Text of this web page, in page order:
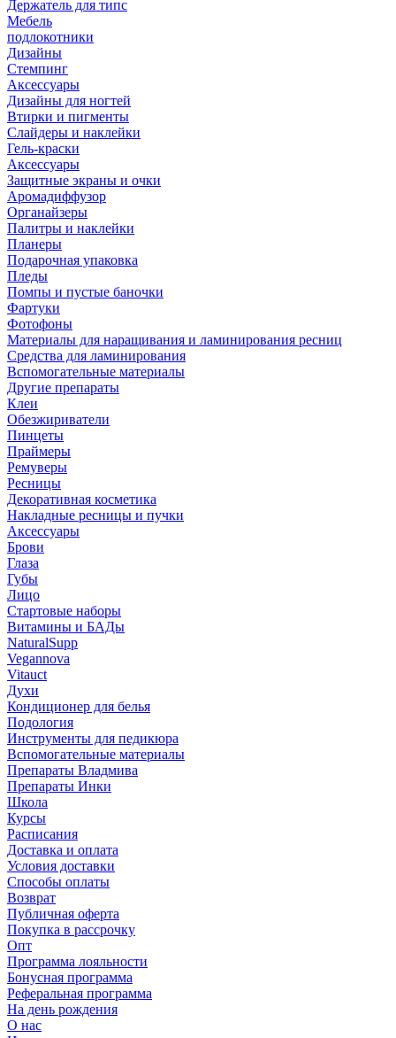
Держатель для типс
Мебель
подлокотники
Дизайны
Стемпинг
Аксессуары
Дизайны для ногтей
Втирки и пигменты
Слайдеры и наклейки
Гель-краски
Аксессуары
Защитные экраны и очки
Аромадиффузор
Органайзеры
Палитры и наклейки
Планеры
Подарочная упаковка
Пледы
Помпы и пустые баночки
Фартуки
Фотофоны
Материалы для наращивания и ламинирования ресниц
Средства для ламинирования
Вспомогательные материалы
Другие препараты
Клеи
Обезжириватели
Пинцеты
Праймеры
Ремуверы
Ресницы
Декоративная косметика
Накладные ресницы и пучки
Аксессуары
Брови
Глаза
Губы
Лицо
Стартовые наборы
Витамины и БАДы
NaturalSupp
Vegannova
Vitauct
Духи
Кондиционер для белья
Подология
Инструменты для педикюра
Вспомогательные материалы
Препараты Владмива
Препараты Инки
Школа
Курсы
Расписания
Доставка и оплата
Условия доставки
Способы оплаты
Возврат
Публичная оферта
Покупка в рассрочку
Опт
Программа лояльности
Бонусная программа
Реферальная программа
На день рождения
О нас